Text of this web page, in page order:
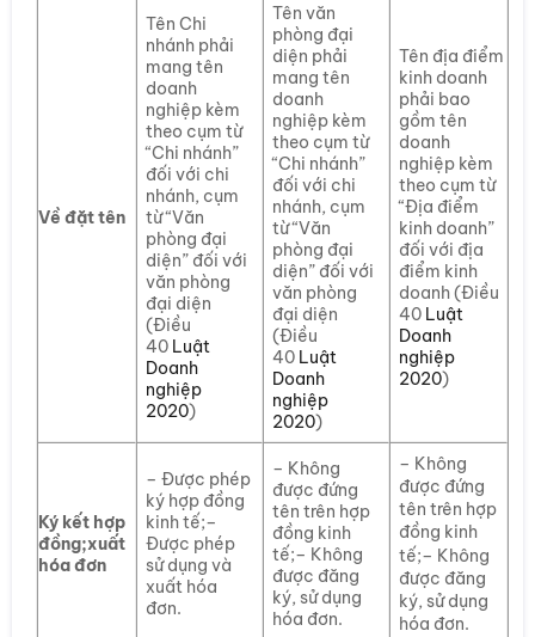
Về đặt tên
Tên Chi
nhánh phải
mang tên
doanh
nghiệp kèm
theo cụm từ
“Chi nhánh”
đối với chi
nhánh, cụm
từ “Văn
phòng đại
diện” đối với
văn phòng
đại diện
(Điều
40 Luật
Doanh
nghiệp
2020)
Tên văn
phòng đại
diện phải
mang tên
doanh
nghiệp kèm
theo cụm từ
“Chi nhánh”
đối với chi
nhánh, cụm
từ “Văn
phòng đại
diện” đối với
văn phòng
đại diện
(Điều
40 Luật
Doanh
nghiệp
2020)
Tên địa điểm
kinh doanh
phải bao
gồm tên
doanh
nghiệp kèm
theo cụm từ
“Địa điểm
kinh doanh”
đối với địa
điểm kinh
doanh (Điều
40 Luật
Doanh
nghiệp
2020)
Ký kết hợp
đồng;xuất
hóa đơn
– Được phép
ký hợp đồng
kinh tế;–
Được phép
sử dụng và
xuất hóa
đơn.
– Không
được đứng
tên trên hợp
đồng kinh
tế;– Không
được đăng
ký, sử dụng
hóa đơn.
– Không
được đứng
tên trên hợp
đồng kinh
tế;– Không
được đăng
ký, sử dụng
hóa đơn.